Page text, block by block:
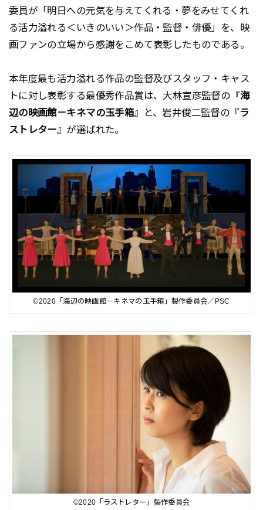
委員が「明日への元気を与えてくれる・夢をみせてくれ
る活力溢れる＜いきのいい＞作品・監督・俳優」を、映
画ファンの立場から感謝をこめて表彰したものである。
本年度最も活力溢れる作品の監督及びスタッフ・キャス
トに対し表彰する最優秀作品賞は、大林宣彦監督の『海
辺の映画館－キネマの玉手箱』と、岩井俊二監督の『ラ
ストレター 』が選ばれた。
©2020「海辺の映画館－キネマの玉手箱」製作委員会／PSC
©︎2020「ラストレター」製作委員会